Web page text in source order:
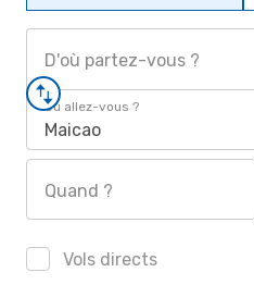
D'où partez-vous ?
Où allez-vous ?
Maicao
Quand ?
Vols directs